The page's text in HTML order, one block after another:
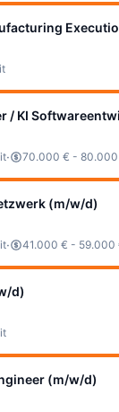
/ KI
· 70.000 € -
(m/w/d)
· 41.000 € - 59.000
d)
(m/w/d)